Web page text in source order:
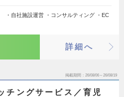
・自社施設運営 ・コンサルティング ・EC
詳細へ
掲載期間 26/08/06～26/08/19
チングサービス／育児